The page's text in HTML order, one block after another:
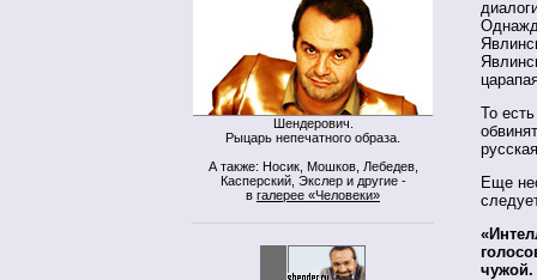
Шендерович.
Рыцарь непечатного образа.
А также: Носик, Мошков, Лебедев,
Касперский, Экслер и другие -
в галерее «Человеки»
То
Еще
чужой.